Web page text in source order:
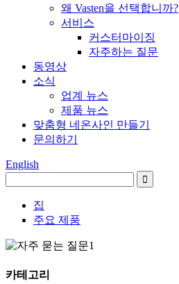
왜 Vasten을 선택합니까?
서비스
커스터마이징
자주하는 질문
동영상
소식
업계 뉴스
제품 뉴스
맞춤형 네온사인 만들기
문의하기
English
집
주요 제품
카테고리